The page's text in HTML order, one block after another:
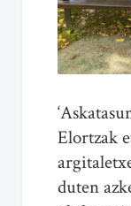
Elortzak
duten